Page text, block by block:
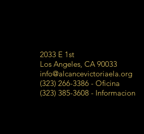
2033 E 1st
Los Angeles, CA 90033
info@alcancevictoriaela.org
(323) 266-3386 - Oficina
(323) 385-3608 - Informacion